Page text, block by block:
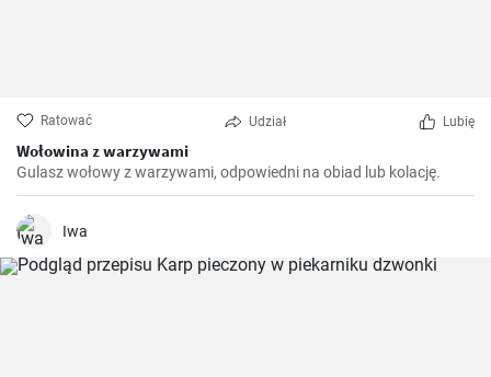
Ratować Udział Lubię
Wołowina z warzywami
Gulasz wołowy z warzywami, odpowiedni na obiad lub kolację.
Iwa